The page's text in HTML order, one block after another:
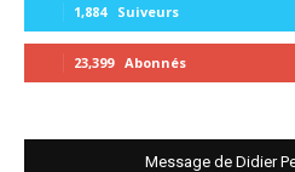
1,884 Suiveurs
23,399 Abonnés
Message de Didier